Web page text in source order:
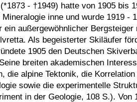
(*1873 - †1949) hatte von 1905 bis
inne und wurde 1919 -
ein außergewöhnlicher Bergsteiger
Als begeisterter Skiläufer
1905 den Deutschen
breiten akademischen
die alpine Tektonik, die
sowie die experimentelle
in der Geologie, 108 S.). Von